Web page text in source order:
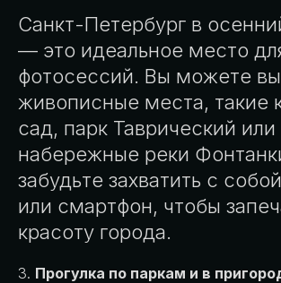
Санкт-Петербург в
— это идеальное место
фотосессий. Вы можете
живописные места, такие
сад, парк Таврический или
набережные реки
забудьте захватить с
или смартфон, чтобы
красоту города.
3. Прогулка по паркам и в